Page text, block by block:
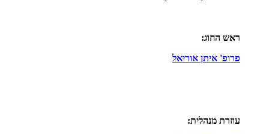
ראש החוג:
פרופ' איתן אוריאל
עוזרת מנהלית: